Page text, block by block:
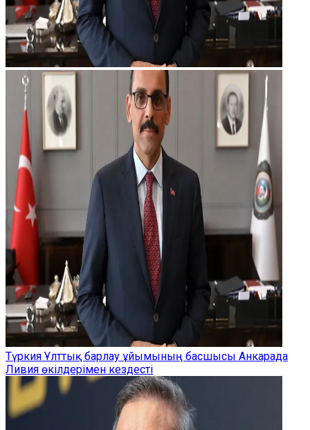
Түркия Ұлттық барлау ұйымының басшысы Анкарада
Ливия өкілдерімен кездесті